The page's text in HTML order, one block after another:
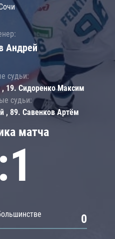
матча
0
Андрей
судьи:
, 19. Сидоренко Максим
судьи:
, 89. Савенков Артём